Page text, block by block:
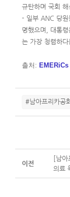
규탄하며 국회
- 일부 ANC 당원
명했으며, 대통
는 가장 청렴하
출처: EMERiCs
#남아프리카공
이전
[남
의료